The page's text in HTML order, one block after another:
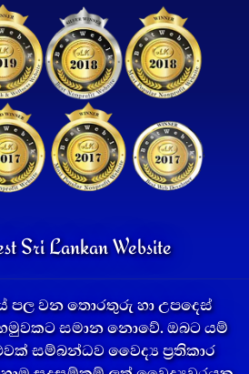
Sri Lankan Website
පල වන තොරතුරු හා උපදෙස්
සමාන නොවේ. ඔබට යම්
සම්බන්ධව වෛද්‍ය ප්‍රතිකාර